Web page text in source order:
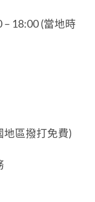
18:00 (當地時
地區撥打免費)